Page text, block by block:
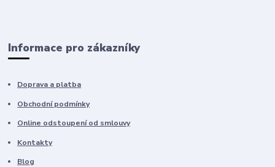
Informace pro zákazníky
Doprava a platba
Obchodní podmínky
Online odstoupení od smlouvy
Kontakty
Blog